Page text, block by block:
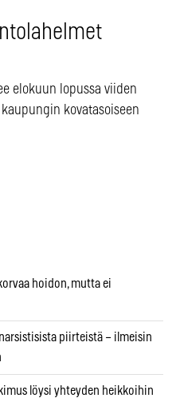
elokuun lopussa viiden
kovatasoiseen
hoidon, mutta ei
piirteistä – ilmeisin
löysi yhteyden heikkoihin